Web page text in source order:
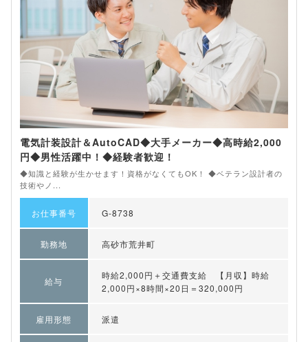
電気計装設計＆AutoCAD◆大手メーカー◆高時給2,000
円◆男性活躍中！◆経験者歓迎！
◆知識と経験が生かせます！資格がなくてもOK！ ◆ベテラン設計者の
技術やノ...
お仕事番号 G-8738
勤務地 高砂市荒井町
給与
時給2,000円＋交通費支給 【月収】時給
2,000円×8時間×20日＝320,000円
雇用形態 派遣